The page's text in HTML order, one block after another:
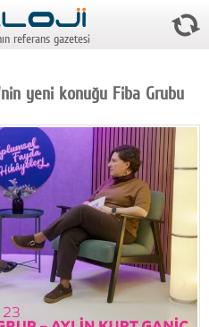
referans gazetesi
yeni konuğu Fiba Grubu